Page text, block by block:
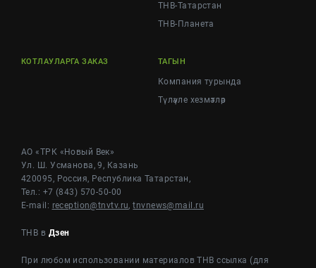
ТНВ-Татарстан
ТНВ-Планета
КОТЛАУЛАРГА ЗАКАЗ ТАГЫН
Компания турында
Түләүле хезмәтләр
АО «ТРК «Новый Век»
Ул. Ш. Усманова, 9, Казань
420095, Россия, Республика Татарстан,
Тел.: +7 (843) 570-50-00
E-mail: reception@tnvtv.ru,tnvnews@mail.ru
ТНВ в Дзен
При любом использовании материалов ТНВ ссылка (для